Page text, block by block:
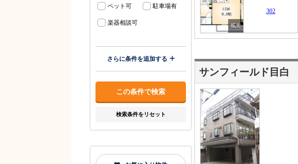
302
サンフィールド目白
ペット可 駐車場有
楽器相談可
さらに条件を追加する
検索条件をリセット